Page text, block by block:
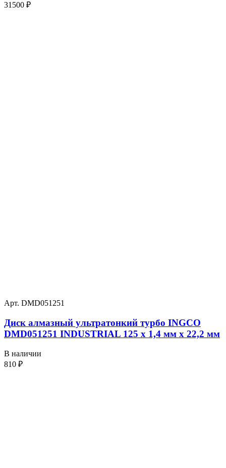
31500 ₽
Арт. DMD051251
Диск алмазный ультратонкий турбо INGCO
DMD051251 INDUSTRIAL 125 х 1,4 мм x 22,2 мм
В наличии
810 ₽